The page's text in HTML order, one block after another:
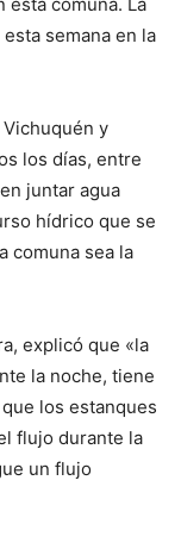
semana en la
y
los días, entre
juntar agua
hídrico que se
comuna sea la
explicó que «la
la noche, tiene
los estanques
flujo durante la
un flujo